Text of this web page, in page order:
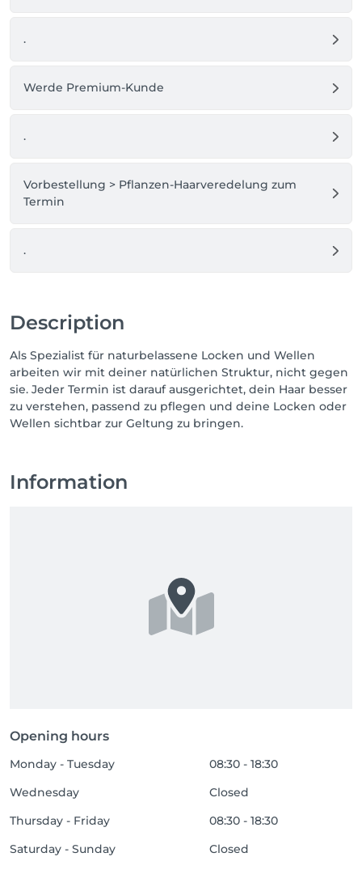
.
Werde Premium-Kunde
.
Vorbestellung > Pflanzen-Haarveredelung zum
Termin
.
Description
Als Spezialist für naturbelassene Locken und Wellen
arbeiten wir mit deiner natürlichen Struktur, nicht gegen
sie. Jeder Termin ist darauf ausgerichtet, dein Haar besser
zu verstehen, passend zu pflegen und deine Locken oder
Wellen sichtbar zur Geltung zu bringen.
Information
Opening hours
Monday - Tuesday
08:30 - 18:30
Wednesday
Closed
Thursday - Friday
08:30 - 18:30
Saturday - Sunday
Closed